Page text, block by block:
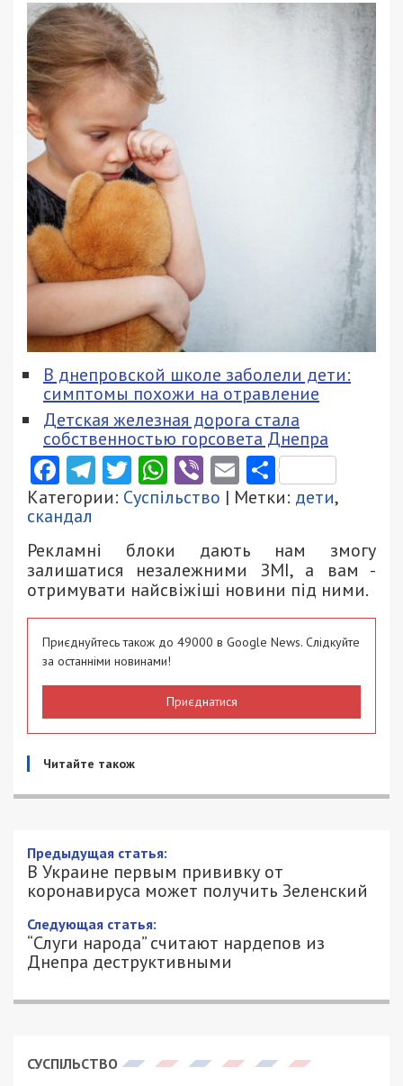
В днепровской школе заболели дети:
симптомы похожи на отравление
Детская железная дорога стала
собственностью горсовета Днепра
Facebook
Telegram
Twitter
WhatsApp
ViberEmail
Категории: Суспільство | Метки: дети,
скандал
Рекламні блоки дають нам змогу
залишатися незалежними ЗМІ, а вам -
отримувати найсвіжіші новини під ними.
Приєднуйтесь також до 49000 в Google News. Слідкуйте
за останніми новинами!
Приєднатися
Читайте також
Предыдущая статья:
В Украине первым прививку от
коронавируса может получить Зеленский
Следующая статья:
“Слуги народа” считают нардепов из
Днепра деструктивными
СУСПІЛЬСТВО